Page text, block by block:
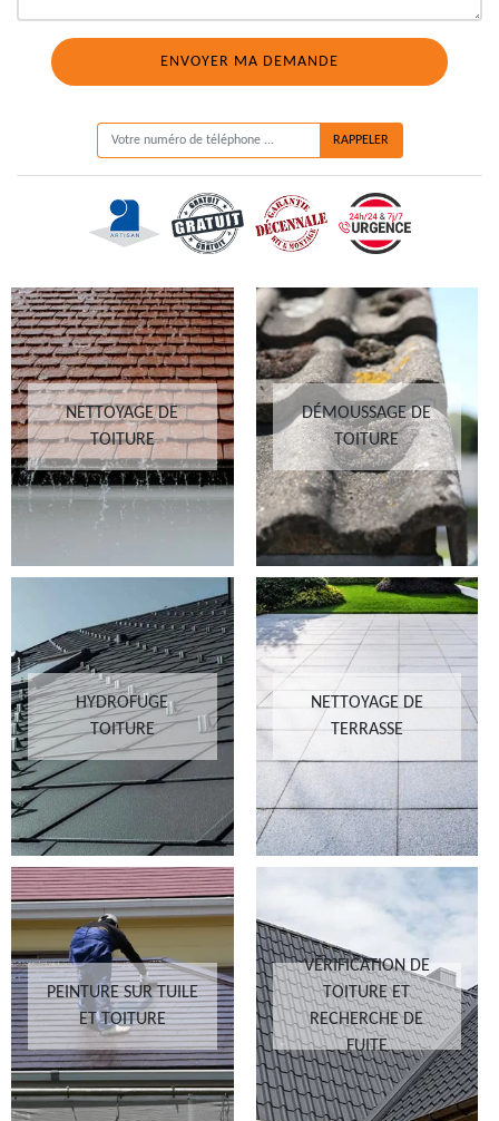
NETTOYAGE DE
TOITURE
DÉMOUSSAGE DE
TOITURE
HYDROFUGE
TOITURE
NETTOYAGE DE
TERRASSE
PEINTURE SUR TUILE
ET TOITURE
VÉRIFICATION DE
TOITURE ET
RECHERCHE DE
FUITE